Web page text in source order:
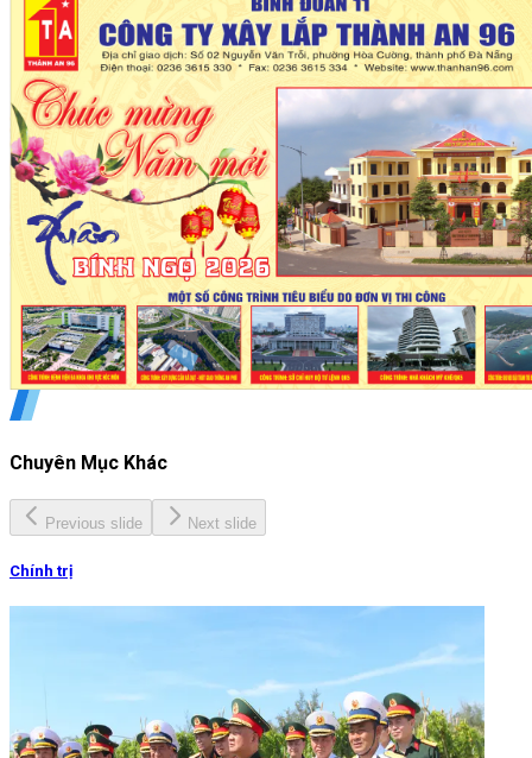
Chuyên Mục Khác
Previous slide Next slide
Chính trị